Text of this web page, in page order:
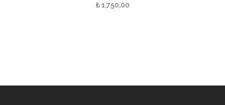
₺1.750,00